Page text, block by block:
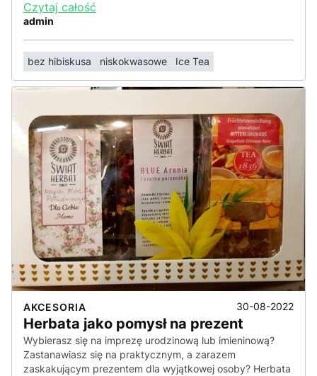
Czytaj całość
admin
bez hibiskusa niskokwasowe Ice Tea
AKCESORIA 30-08-2022
Herbata jako pomysł na prezent
Wybierasz się na imprezę urodzinową lub imieninową?
Zastanawiasz się na praktycznym, a zarazem
zaskakującym prezentem dla wyjątkowej osoby? Herbata